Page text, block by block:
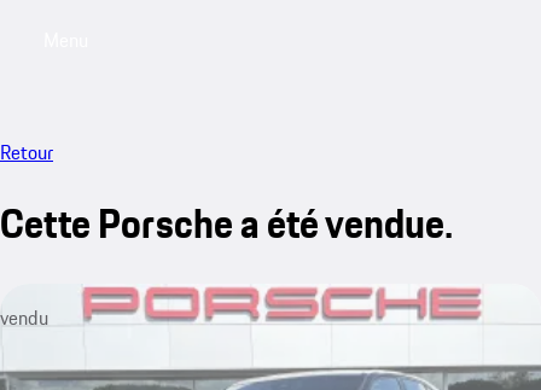
Retour
Cette Porsche a été vendue.
vendu